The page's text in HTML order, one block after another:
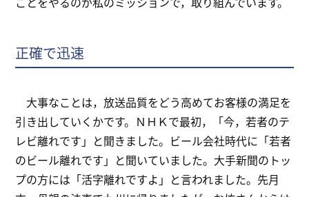
正確で迅速
大事なことは，放送品質をどう高めてお客様の満足を
引き出していくかです。ＮＨＫで最初，「今，若者のテ
レビ離れです」と聞きました。ビール会社時代に「若者
のビール離れです」と聞いていました。大手新聞のトッ
プの方には「活字離れですよ」と言われました。先月